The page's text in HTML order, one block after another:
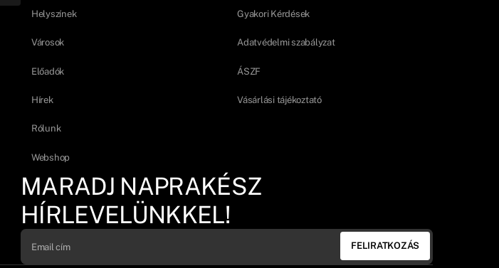
Helyszínek
Városok
Előadók
Hírek
Rólunk
Webshop
Gyakori Kérdések
Adatvédelmi szabályzat
ÁSZF
Vásárlási tájékoztató
MARADJ NAPRAKÉSZ
HÍRLEVELÜNKKEL!
FELIRATKOZÁS